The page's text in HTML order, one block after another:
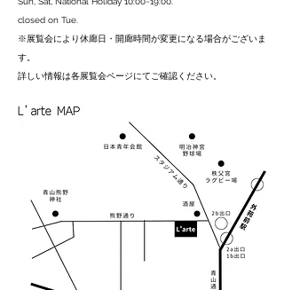
closed on Tue.
※展覧会により休廊日・開廊時間が変更になる場合がございま
す。
詳しい情報は各展覧会ページにてご確認ください。